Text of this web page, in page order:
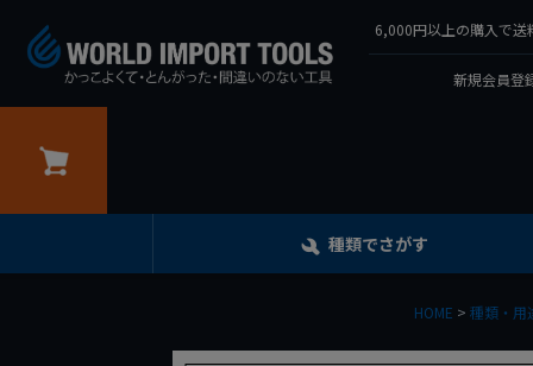
6,000円以上の購入で送
新規会員登
種類でさがす
HOME 種類・用